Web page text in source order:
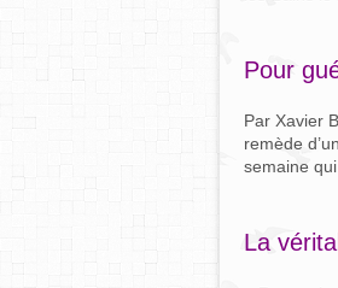
Pour
Par Xavier
remède
semaine
La